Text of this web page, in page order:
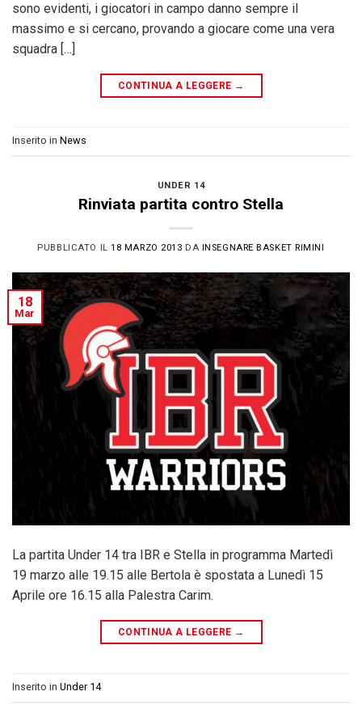
sono evidenti, i giocatori in campo danno sempre il
massimo e si cercano, provando a giocare come una vera
squadra […]
CONTINUA A LEGGERE →
Inserito in News
UNDER 14
Rinviata partita contro Stella
PUBBLICATO IL18 MARZO 2013 DA INSEGNARE BASKET RIMINI
18
Mar
La partita Under 14 tra IBR e Stella in programma Martedì
19 marzo alle 19.15 alle Bertola è spostata a Lunedì 15
Aprile ore 16.15 alla Palestra Carim.
CONTINUA A LEGGERE →
Inserito in Under 14